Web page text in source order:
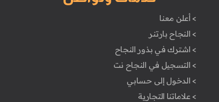
> أعلن معنا
> النجاح بارتنر
> اشترك في بذور النجاح
> التسجيل في النجاح نت
> الدخول إلى حسابي
> علاماتنا التجارية